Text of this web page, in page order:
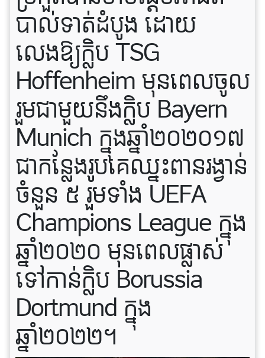
បាល់ទាត់ដំបូង ដោយ
លេងឱ្យក្លិប TSG
Hoffenheim មុនពេលចូល
រួមជាមួយនឹងក្លិប Bayern
Munich ក្នុងឆ្នាំ២០២០១៧
ជាកន្លែងរូបគេឈ្នះពានរង្វាន់
ចំនួន ៥ រួមទាំង UEFA
Champions League ក្នុង
ឆ្នាំ២០២០ មុនពេលផ្លាស់
ទៅកាន់ក្លិប Borussia
Dortmund ក្នុង
ឆ្នាំ២០២២។